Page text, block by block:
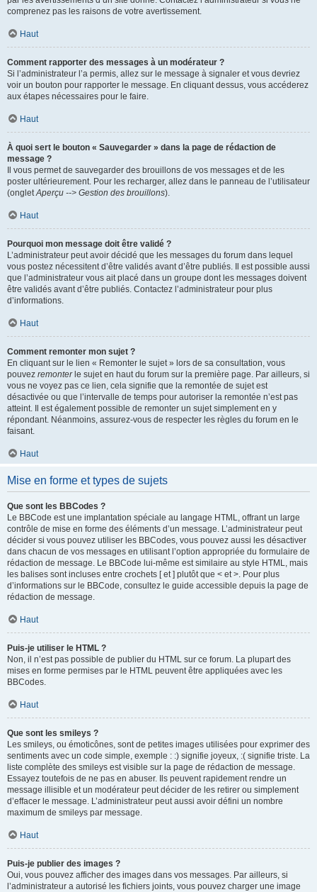
comprenez pas les raisons de votre avertissement.
Haut
Comment rapporter des messages à un modérateur ?
Si l’administrateur l’a permis, allez sur le message à signaler et vous devriez
voir un bouton pour rapporter le message. En cliquant dessus, vous accéderez
aux étapes nécessaires pour le faire.
Haut
À quoi sert le bouton « Sauvegarder » dans la page de rédaction de
message ?
Il vous permet de sauvegarder des brouillons de vos messages et de les
poster ultérieurement. Pour les recharger, allez dans le panneau de l’utilisateur
(ongletAperçu --> Gestion des brouillons).
Haut
Pourquoi mon message doit être validé ?
L’administrateur peut avoir décidé que les messages du forum dans lequel
vous postez nécessitent d’être validés avant d’être publiés. Il est possible aussi
que l’administrateur vous ait placé dans un groupe dont les messages doivent
être validés avant d’être publiés. Contactez l’administrateur pour plus
d’informations.
Haut
Comment remonter mon sujet ?
En cliquant sur le lien « Remonter le sujet » lors de sa consultation, vous
pouvez remonterle sujet en haut du forum sur la première page. Par ailleurs, si
vous ne voyez pas ce lien, cela signifie que la remontée de sujet est
désactivée ou que l’intervalle de temps pour autoriser la remontée n’est pas
atteint. Il est également possible de remonter un sujet simplement en y
répondant. Néanmoins, assurez-vous de respecter les règles du forum en le
faisant.
Haut
Mise en forme et types de sujets
Que sont les BBCodes ?
Le BBCode est une implantation spéciale au langage HTML, offrant un large
contrôle de mise en forme des éléments d’un message. L’administrateur peut
décider si vous pouvez utiliser les BBCodes, vous pouvez aussi les désactiver
dans chacun de vos messages en utilisant l’option appropriée du formulaire de
rédaction de message. Le BBCode lui-même est similaire au style HTML, mais
les balises sont incluses entre crochets [ et ] plutôt que < et >. Pour plus
d’informations sur le BBCode, consultez le guide accessible depuis la page de
rédaction de message.
Haut
Puis-je utiliser le HTML ?
Non, il n’est pas possible de publier du HTML sur ce forum. La plupart des
mises en forme permises par le HTML peuvent être appliquées avec les
BBCodes.
Haut
Que sont les smileys ?
Les smileys, ou émoticônes, sont de petites images utilisées pour exprimer des
sentiments avec un code simple, exemple : :) signifie joyeux, :( signifie triste. La
liste complète des smileys est visible sur la page de rédaction de message.
Essayez toutefois de ne pas en abuser. Ils peuvent rapidement rendre un
message illisible et un modérateur peut décider de les retirer ou simplement
d’effacer le message. L’administrateur peut aussi avoir défini un nombre
maximum de smileys par message.
Haut
Puis-je publier des images ?
Oui, vous pouvez afficher des images dans vos messages. Par ailleurs, si
l’administrateur a autorisé les fichiers joints, vous pouvez charger une image